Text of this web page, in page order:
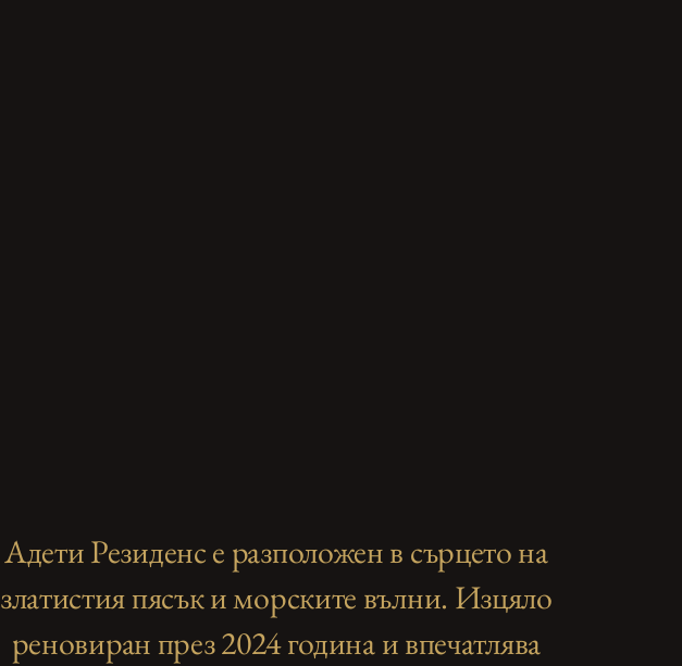
Адети Резиденс e разположен в сърцето на
златистия пясък и морските вълни. Изцяло
реновиран през 2024 година и впечатлява